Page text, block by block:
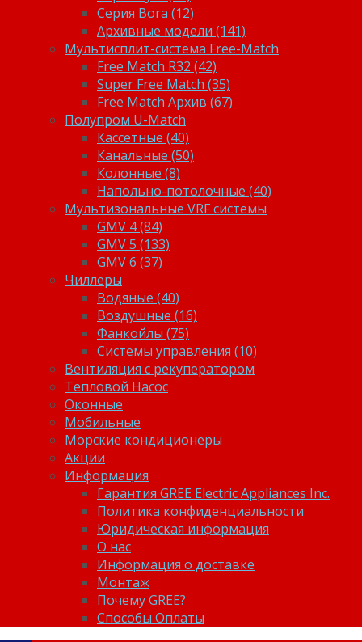
Серия Bora (12)
Архивные модели (141)
Мультисплит-система Free-Match
Free Match R32 (42)
Super Free Match (35)
Free Match Архив (67)
Полупром U-Match
Кассетные (40)
Канальные (50)
Колонные (8)
Напольно-потолочные (40)
Мультизональные VRF системы
GMV 4 (84)
GMV 5 (133)
GMV 6 (37)
Чиллеры
Водяные (40)
Воздушные (16)
Фанкойлы (75)
Системы управления (10)
Вентиляция с рекуператором
Тепловой Насос
Оконные
Мобильные
Морские кондиционеры
Акции
Информация
Гарантия GREE Electric Appliances Inc.
Политика конфиденциальности
Юридическая информация
О нас
Информация о доставке
Монтаж
Почему GREE?
Способы Оплаты